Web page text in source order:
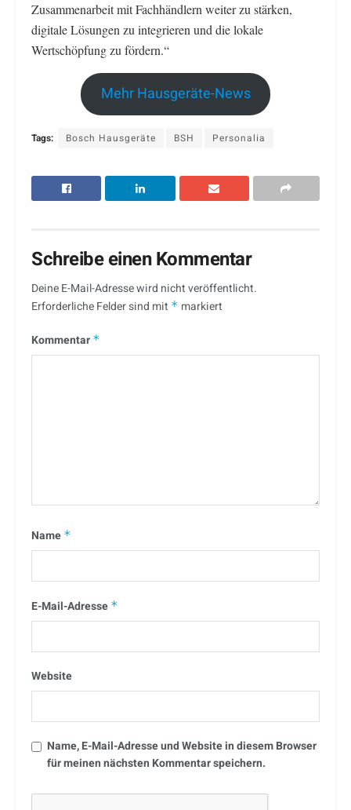
Zusammenarbeit mit Fachhändlern weiter zu stärken,
digitale Lösungen zu integrieren und die lokale
Wertschöpfung zu fördern.“
Mehr Hausgeräte-News
Tags: Bosch Hausgeräte BSH Personalia
Schreibe einen Kommentar
Deine E-Mail-Adresse wird nicht veröffentlicht.
Erforderliche Felder sind mit * markiert
Kommentar *
Name *
E-Mail-Adresse *
Website
Name, E-Mail-Adresse und Website in diesem Browser
für meinen nächsten Kommentar speichern.